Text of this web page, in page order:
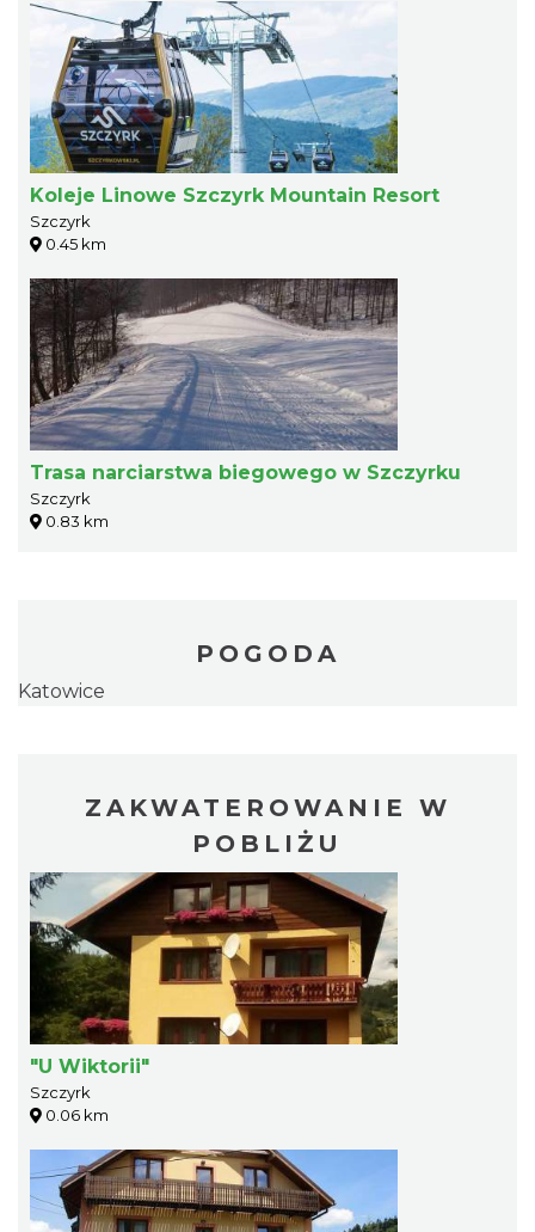
Koleje Linowe Szczyrk Mountain Resort
Szczyrk
0.45 km
Trasa narciarstwa biegowego w Szczyrku
Szczyrk
0.83 km
POGODA
Katowice
ZAKWATEROWANIE W
POBLIŻU
"U Wiktorii"
Szczyrk
0.06 km